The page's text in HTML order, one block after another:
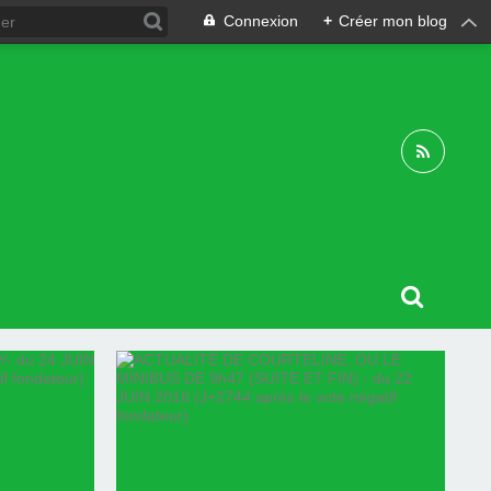
Connexion + Créer mon blog